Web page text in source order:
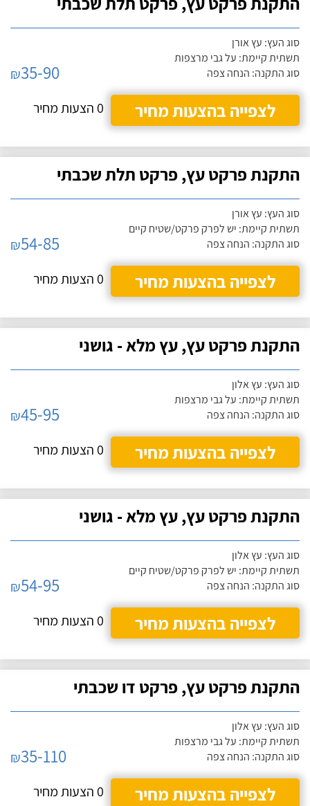
סוג העץ: עץ אורן
תשתית קיימת: על גבי מרצפות
סוג התקנה: הנחה צפה
₪35-90
לצפייה בהצעות מחיר
0 הצעות מחיר
התקנת פרקט עץ, פרקט תלת שכבתי
סוג העץ: עץ אורן
תשתית קיימת: יש לפרק פרקט/שטיח קיים
סוג התקנה: הנחה צפה
₪54-85
לצפייה בהצעות מחיר
0 הצעות מחיר
התקנת פרקט עץ, עץ מלא - גושני
סוג העץ: עץ אלון
תשתית קיימת: על גבי מרצפות
סוג התקנה: הנחה צפה
₪45-95
לצפייה בהצעות מחיר
0 הצעות מחיר
התקנת פרקט עץ, עץ מלא - גושני
סוג העץ: עץ אלון
תשתית קיימת: יש לפרק פרקט/שטיח קיים
סוג התקנה: הנחה צפה
₪54-95
לצפייה בהצעות מחיר
0 הצעות מחיר
התקנת פרקט עץ, פרקט דו שכבתי
סוג העץ: עץ אלון
תשתית קיימת: על גבי מרצפות
סוג התקנה: הנחה צפה
₪35-110
לצפייה בהצעות מחיר
0 הצעות מחיר